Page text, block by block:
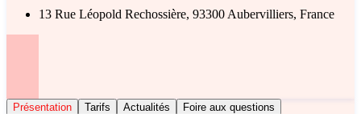
13 Rue Léopold Rechossière, 93300 Aubervilliers, France
Présentation Tarifs Actualités Foire aux questions